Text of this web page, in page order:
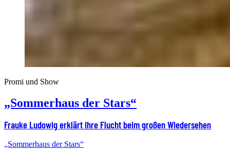
Promi und Show
„Sommerhaus der Stars“
Frauke Ludowig erklärt ihre Flucht beim großen Wiedersehen
„Sommerhaus der Stars“